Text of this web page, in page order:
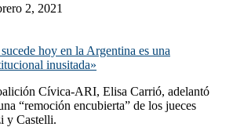
2, 2021
hoy en la Argentina es una
inusitada»
Cívica-ARI, Elisa Carrió, adelantó
“remoción encubierta” de los jueces
y Castelli.